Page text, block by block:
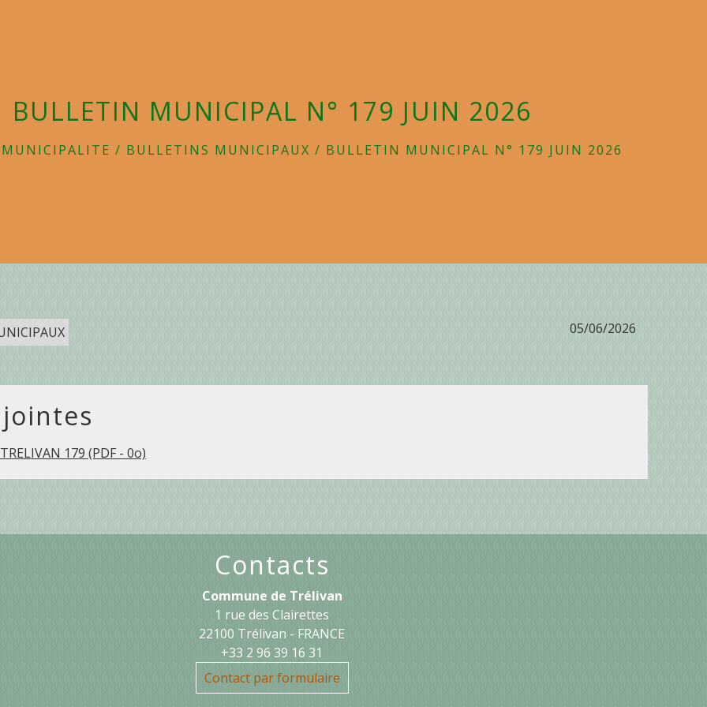
BULLETIN MUNICIPAL N° 179 JUIN 2026
MUNICIPALITE / BULLETINS MUNICIPAUX / BULLETIN MUNICIPAL N° 179 JUIN 2026
05/06/2026
jointes
179 (PDF - 0o)
Contacts
Commune de Trélivan
1 rue des Clairettes
22100 Trélivan - FRANCE
+33 2 96 39 16 31
Contact par formulaire